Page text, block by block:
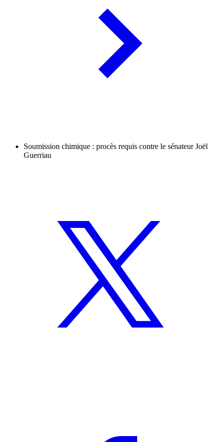
Soumission chimique : procès requis contre le sénateur Joël
Guerriau